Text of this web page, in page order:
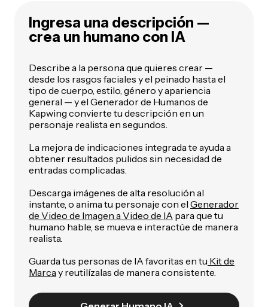
Ingresa una descripción —
crea un humano con IA
Describe a la persona que quieres crear —
desde los rasgos faciales y el peinado hasta el
tipo de cuerpo, estilo, género y apariencia
general — y el Generador de Humanos de
Kapwing convierte tu descripción en un
personaje realista en segundos.
La mejora de indicaciones integrada te ayuda a
obtener resultados pulidos sin necesidad de
entradas complicadas.
Descarga imágenes de alta resolución al
instante, o anima tu personaje con el Generador
de Video de Imagen a Video de IA para que tu
humano hable, se mueva e interactúe de manera
realista.
Guarda tus personas de IA favoritas en tu Kit de
Marca y reutilízalas de manera consistente.